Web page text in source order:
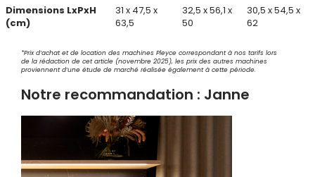
Dimensions LxPxH
(cm)
31 x 47,5 x
63,5
32,5 x 56,1 x
50
30,5 x 54,5 x
62
*Prix d’achat et de location des machines Pleyce correspondant à nos tarifs lors
de la rédaction de cet article (novembre 2025), les prix des autres machines
proviennent d’une étude de marché réalisée également à cette période.
Notre recommandation : Janne